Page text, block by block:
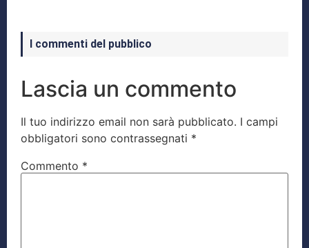
I commenti del pubblico
Lascia un commento
Il tuo indirizzo email non sarà pubblicato. I campi
obbligatori sono contrassegnati *
Commento *